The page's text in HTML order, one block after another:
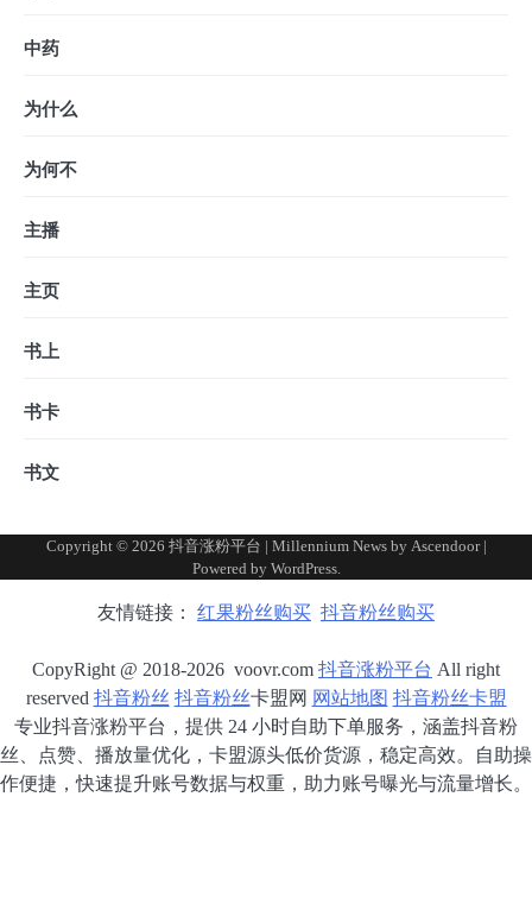
中药
为什么
为何不
主播
主页
书上
书卡
书文
Copyright © 2026 抖音涨粉平台 | Millennium News by Ascendoor|
Powered by WordPress.
友情链接： 红果粉丝购买 抖音粉丝购买
CopyRight @ 2018-2026 voovr.com 抖音涨粉平台 All right
reserved 抖音粉丝 抖音粉丝卡盟网 网站地图 抖音粉丝卡盟
专业抖音涨粉平台，提供 24 小时自助下单服务，涵盖抖音粉
丝、点赞、播放量优化，卡盟源头低价货源，稳定高效。自助操
作便捷，快速提升账号数据与权重，助力账号曝光与流量增长。